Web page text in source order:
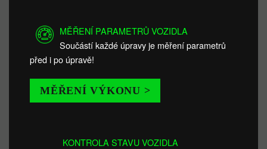
MĚŘENÍ PARAMETRŮ VOZIDLA
Součástí každé úpravy je měření parametrů
před i po úpravě!
MĚŘENÍ VÝKONU >
KONTROLA STAVU VOZIDLA